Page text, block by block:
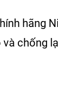
hãng
chống